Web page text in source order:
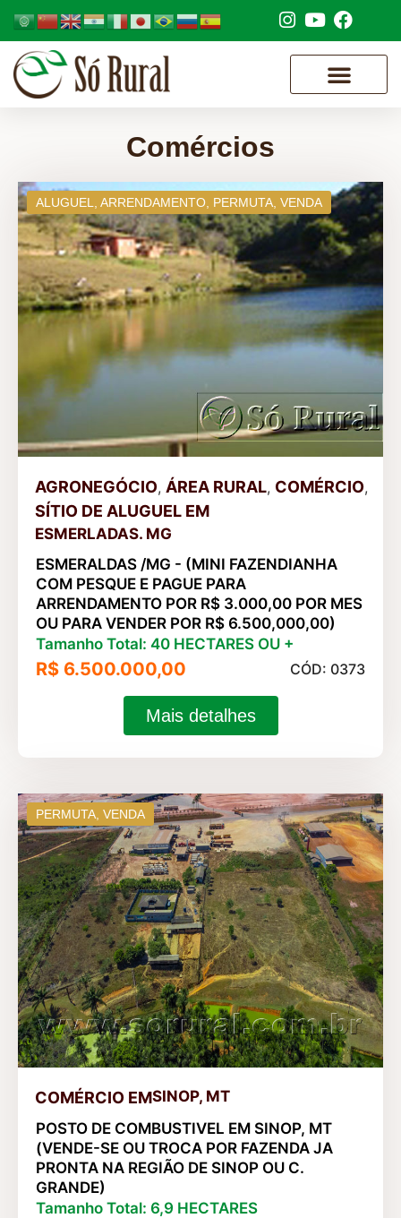
Comércios
AGRONEGÓCIO, ÁREA RURAL, COMÉRCIO,
SÍTIO DE ALUGUEL EM
ESMERLADAS. MG
ESMERALDAS /MG - (MINI FAZENDIANHA
COM PESQUE E PAGUE PARA
ARRENDAMENTO POR R$ 3.000,00 POR MES
OU PARA VENDER POR R$ 6.500,000,00)
Tamanho Total: 40 HECTARES OU +
ALUGUEL, ARRENDAMENTO, PERMUTA, VENDA
R$ 6.500.000,00 CÓD: 0373
Mais detalhes
COMÉRCIO EMSINOP, MT
POSTO DE COMBUSTIVEL EM SINOP, MT
(VENDE-SE OU TROCA POR FAZENDA JA
PRONTA NA REGIÃO DE SINOP OU C.
GRANDE)
Tamanho Total: 6,9 HECTARES
PERMUTA VENDA